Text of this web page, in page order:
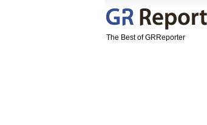
The Best of GRReporter